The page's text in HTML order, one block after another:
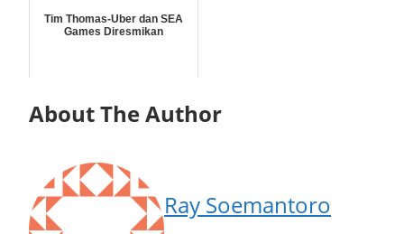
Tim Thomas-Uber dan SEA
Games Diresmikan
About The Author
Ray Soemantoro